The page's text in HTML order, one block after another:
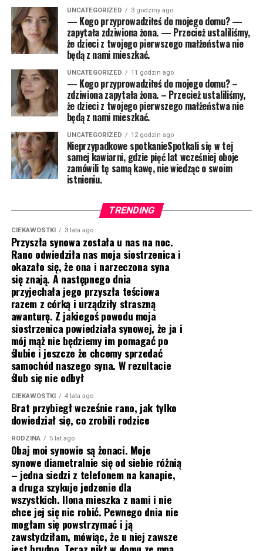
UNCATEGORIZED 3 godziny ago
— Kogo przyprowadziłeś do mojego domu? —
zapytała zdziwiona żona. — Przecież ustaliliśmy,
że dzieci z twojego pierwszego małżeństwa nie
będą z nami mieszkać.
UNCATEGORIZED 11 godzin ago
— Kogo przyprowadziłeś do mojego domu? –
zdziwiona zapytała żona. – Przecież ustaliliśmy,
że dzieci z twojego pierwszego małżeństwa nie
będą z nami mieszkać.
UNCATEGORIZED 12 godzin ago
Nieprzypadkowe spotkanieSpotkali się w tej
samej kawiarni, gdzie pięć lat wcześniej oboje
zamówili tę samą kawę, nie wiedząc o swoim
istnieniu.
TRENDING
CIEKAWOSTKI 3 lata ago
Przyszła synowa została u nas na noc.
Rano odwiedziła nas moja siostrzenica i
okazało się, że ona i narzeczona syna
się znają. A następnego dnia
przyjechała jego przyszła teściowa
razem z córką i urządziły straszną
awanturę. Z jakiegoś powodu moja
siostrzenica powiedziała synowej, że ja i
mój mąż nie będziemy im pomagać po
ślubie i jeszcze że chcemy sprzedać
samochód naszego syna. W rezultacie
ślub się nie odbył
CIEKAWOSTKI 4 lata ago
Brat przybiegł wcześnie rano, jak tylko
dowiedział się, co zrobili rodzice
RODZINA 5 lat ago
Obaj moi synowie są żonaci. Moje
synowe diametralnie się od siebie różnią
– jedna siedzi z telefonem na kanapie,
a druga szykuje jedzenie dla
wszystkich. Ilona mieszka z nami i nie
chce jej się nic robić. Pewnego dnia nie
mogłam się powstrzymać i ją
zawstydziłam, mówiąc, że u niej zawsze